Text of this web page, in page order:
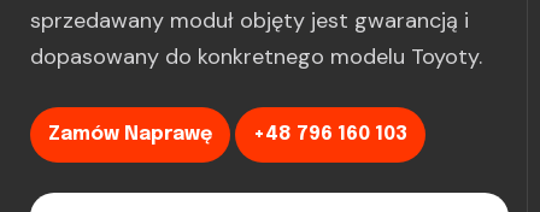
sprzedawany moduł objęty jest gwarancją i
dopasowany do konkretnego modelu Toyoty.
Zamów Naprawę +48 796 160 103